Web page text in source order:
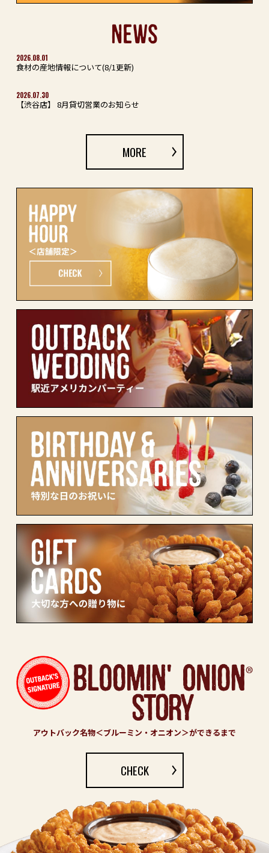
NEWS
2026.08.01
食材の産地情報について(8/1更新)
2026.07.30
【渋谷店】 8月貸切営業のお知らせ
MORE
アウトバック名物＜ブルーミン・オニオン＞ができるまで
CHECK